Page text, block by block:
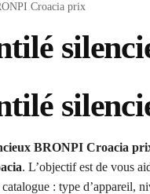
Croacia prix
BRONPI Croacia
. L’objectif est de vous
: type d’appareil,